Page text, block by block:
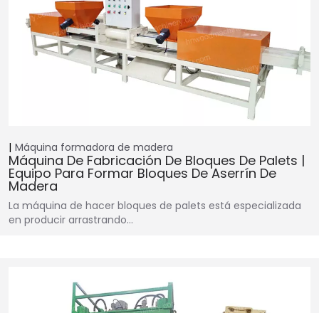
Máquina formadora de madera
Máquina De Fabricación De Bloques De Palets |
Equipo Para Formar Bloques De Aserrín De
Madera
La máquina de hacer bloques de palets está especializada
en producir arrastrando…